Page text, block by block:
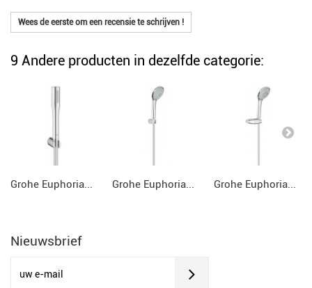
Wees de eerste om een recensie te schrijven !
9 Andere producten in dezelfde categorie:
Grohe Euphoria... Grohe Euphoria... Grohe Euphoria...
Nieuwsbrief